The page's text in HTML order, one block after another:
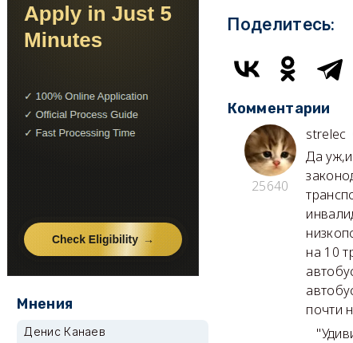
Поделитесь:
Комментарии
25640
strelec
Да
на 10
почти
Мнения
Денис Канаев